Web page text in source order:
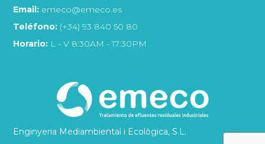
Enginyeria Mediambiental i Ecològica, S.L.
Email: emeco@emeco.es
Teléfono: (+34) 93 840 50 80
Horario: L - V 8:30AM - 17:30PM